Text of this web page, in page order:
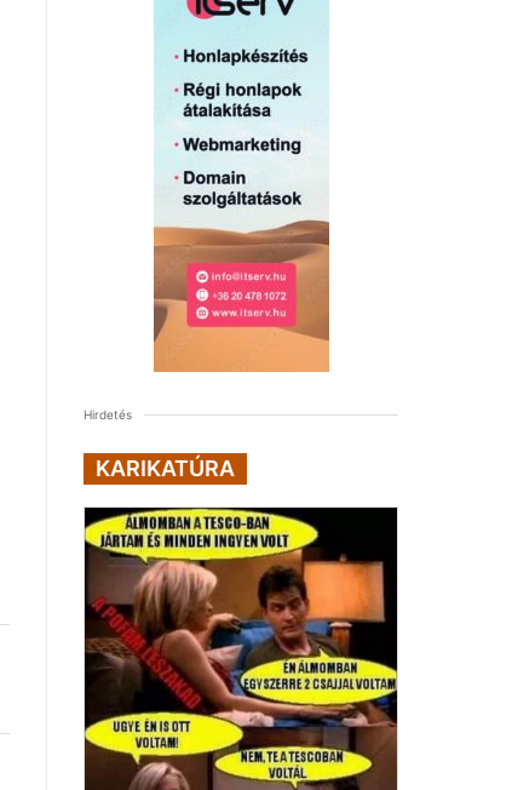
Hirdetés
KARIKATÚRA